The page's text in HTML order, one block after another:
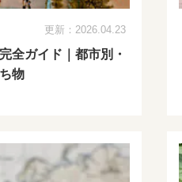
更新：2026.04.23
全ガイド｜都市別・
物